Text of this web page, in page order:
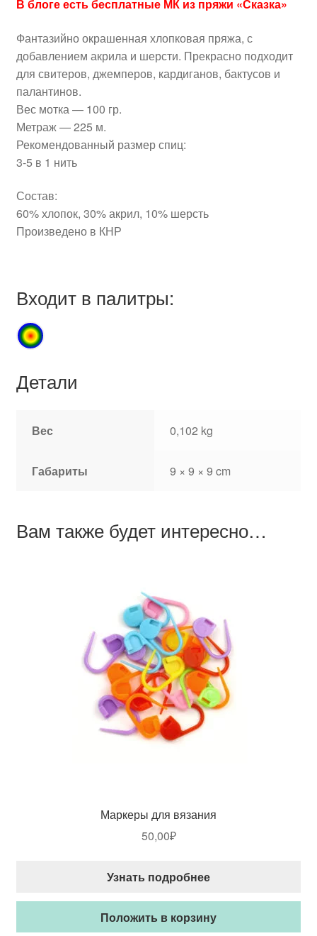
В блоге есть бесплатные МК из пряжи «Сказка»
Фантазийно окрашенная хлопковая пряжа, с
добавлением акрила и шерсти. Прекрасно подходит
для свитеров, джемперов, кардиганов, бактусов и
палантинов.
Вес мотка — 100 гр.
Метраж — 225 м.
Рекомендованный размер спиц:
3-5 в 1 нить
Состав:
60% хлопок, 30% акрил, 10% шерсть
Произведено в КНР
Входит в палитры:
Детали
Вес 0,102 kg
Габариты 9 × 9 × 9 cm
Вам также будет интересно…
Маркеры для вязания
50,00₽
Узнать подробнее
Положить в корзину